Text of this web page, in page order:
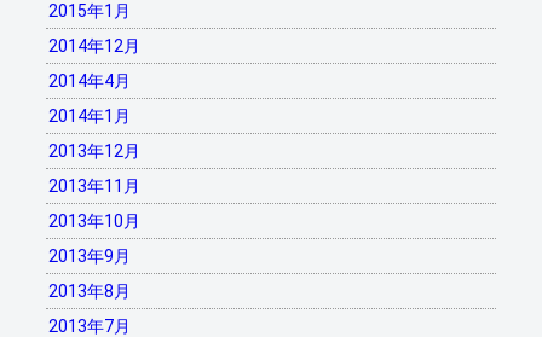
2015年1月
2014年12月
2014年4月
2014年1月
2013年12月
2013年11月
2013年10月
2013年9月
2013年8月
2013年7月